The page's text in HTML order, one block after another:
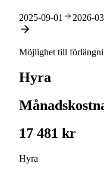
2025-09-01 2026-
Möjlighet till
Hyra
17 481 kr
Hyra